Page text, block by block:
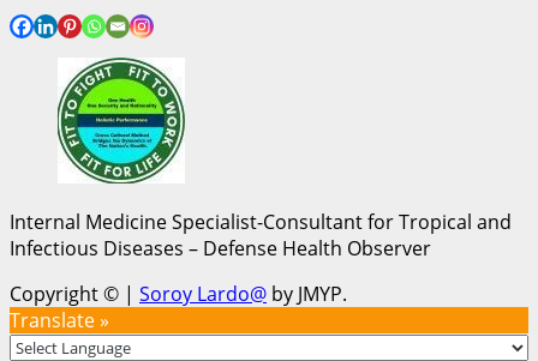
Internal Medicine Specialist-Consultant for Tropical and
Infectious Diseases – Defense Health Observer
Copyright © | Soroy Lardo@ by JMYP.
Translate »